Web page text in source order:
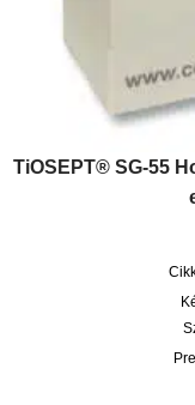
TiOSEPT® SG-55